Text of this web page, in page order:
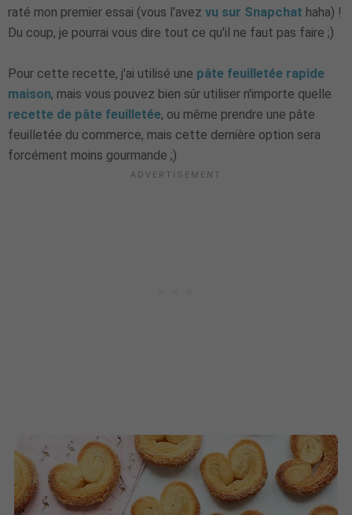
raté mon premier essai (vous l'avez vu sur Snapchat haha) !
Du coup, je pourrai vous dire tout ce qu'il ne faut pas faire ;)
Pour cette recette, j'ai utilisé une pâte feuilletée rapide
maison, mais vous pouvez bien sûr utiliser n'importe quelle
recette de pâte feuilletée, ou même prendre une pâte
feuilletée du commerce, mais cette dernière option sera
forcément moins gourmande ;)